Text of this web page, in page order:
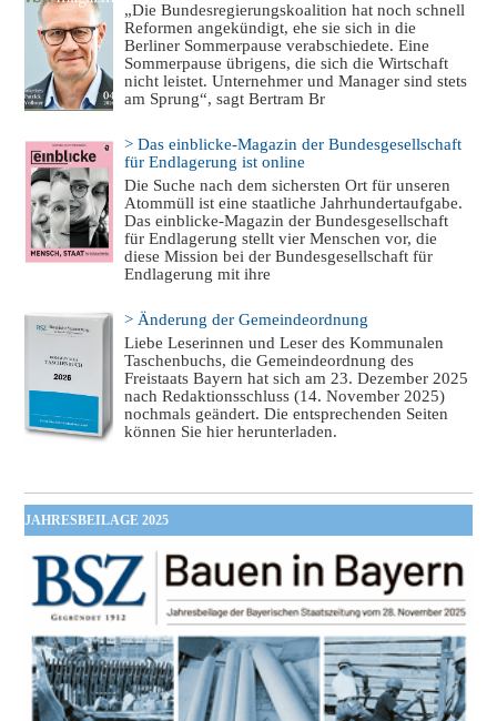
„Die Bundesregierungskoalition hat noch schnell
Reformen angekündigt, ehe sie sich in die
Berliner Sommerpause verabschiedete. Eine
Sommerpause übrigens, die sich die Wirtschaft
nicht leistet. Unternehmer und Manager sind stets
am Sprung“, sagt Bertram Br
> Das einblicke-Magazin der Bundesgesellschaft
für Endlagerung ist online
Die Suche nach dem sichersten Ort für unseren
Atommüll ist eine staatliche Jahrhundertaufgabe.
Das einblicke-Magazin der Bundesgesellschaft
für Endlagerung stellt vier Menschen vor, die
diese Mission bei der Bundesgesellschaft für
Endlagerung mit ihre
> Änderung der Gemeindeordnung
Liebe Leserinnen und Leser des Kommunalen
Taschenbuchs, die Gemeindeordnung des
Freistaats Bayern hat sich am 23. Dezember 2025
nach Redaktionsschluss (14. November 2025)
nochmals geändert. Die entsprechenden Seiten
können Sie hier herunterladen.
JAHRESBEILAGE 2025